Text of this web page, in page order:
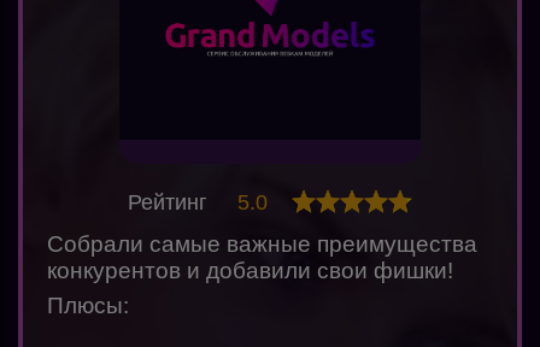
Собрали самые важные преимущества
конкурентов и добавили свои фишки!
Плюсы:
Рейтинг 5.0